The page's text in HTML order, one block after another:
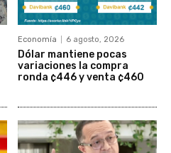
Economía 6 agosto, 2026
Dólar mantiene pocas
variaciones la compra
ronda ¢446 y venta ¢460